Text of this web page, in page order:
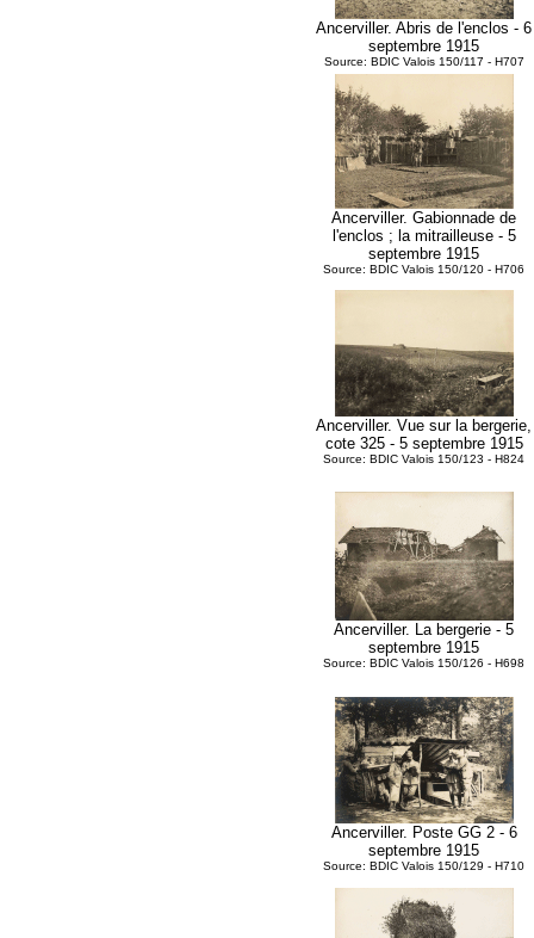
Ancerviller. Abris de l'enclos - 6
septembre 1915
Source: BDIC Valois 150/117 - H707
Ancerviller. Gabionnade de
l'enclos ; la mitrailleuse - 5
septembre 1915
Source: BDIC Valois 150/120 - H706
Ancerviller. Vue sur la bergerie,
cote 325 - 5 septembre 1915
Source: BDIC Valois 150/123 - H824
Ancerviller. La bergerie - 5
septembre 1915
Source: BDIC Valois 150/126 - H698
Ancerviller. Poste GG 2 - 6
septembre 1915
Source: BDIC Valois 150/129 - H710